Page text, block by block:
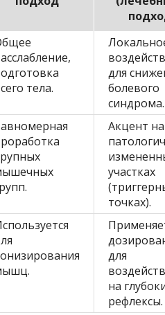
тела.
для
болевого
синдрома.
Акцент на
участках
точках).
для
на
рефлексы.